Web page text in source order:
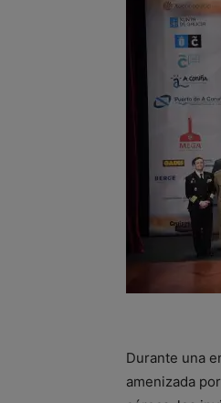
Durante una
amenizada